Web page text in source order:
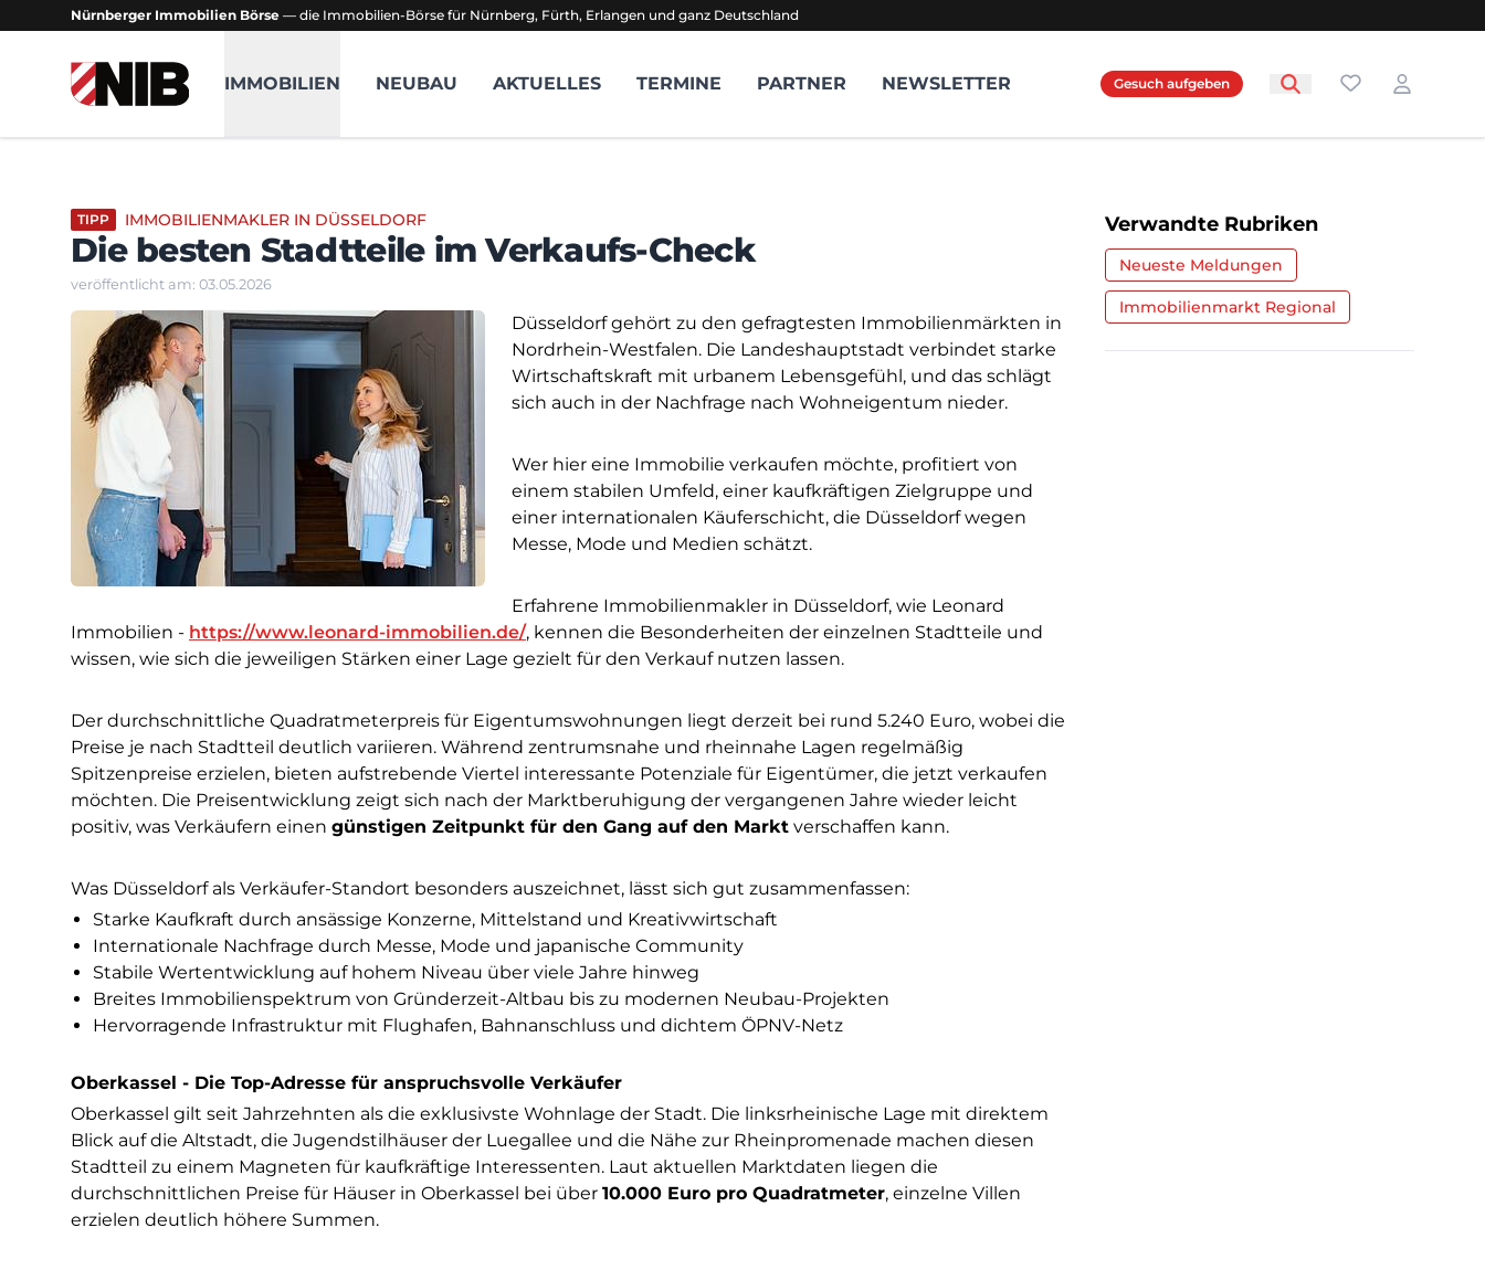
Nürnberger Immobilien Börse — die Immobilien-Börse für Nürnberg, Fürth, Erlangen und ganz Deutschland
NIB - Nürnberger Immobilien Börse
IMMOBILIEN NEUBAU AKTUELLES TERMINE PARTNER NEWSLETTER Gesuch aufgeben Favoriten
Login
TIPP IMMOBILIENMAKLER IN DÜSSELDORF
Die besten Stadtteile im Verkaufs-Check
veröffentlicht am: 03.05.2026
Düsseldorf gehört zu den gefragtesten Immobilienmärkten in
Nordrhein-Westfalen. Die Landeshauptstadt verbindet starke
Wirtschaftskraft mit urbanem Lebensgefühl, und das schlägt
sich auch in der Nachfrage nach Wohneigentum nieder.
Wer hier eine Immobilie verkaufen möchte, profitiert von
einem stabilen Umfeld, einer kaufkräftigen Zielgruppe und
einer internationalen Käuferschicht, die Düsseldorf wegen
Messe, Mode und Medien schätzt.
Erfahrene Immobilienmakler in Düsseldorf, wie Leonard
Immobilien - https://www.leonard-immobilien.de/, kennen die Besonderheiten der einzelnen Stadtteile und
wissen, wie sich die jeweiligen Stärken einer Lage gezielt für den Verkauf nutzen lassen.
Der durchschnittliche Quadratmeterpreis für Eigentumswohnungen liegt derzeit bei rund 5.240 Euro, wobei die
Preise je nach Stadtteil deutlich variieren. Während zentrumsnahe und rheinnahe Lagen regelmäßig
Spitzenpreise erzielen, bieten aufstrebende Viertel interessante Potenziale für Eigentümer, die jetzt verkaufen
möchten. Die Preisentwicklung zeigt sich nach der Marktberuhigung der vergangenen Jahre wieder leicht
positiv, was Verkäufern einen günstigen Zeitpunkt für den Gang auf den Markt verschaffen kann.
Was Düsseldorf als Verkäufer-Standort besonders auszeichnet, lässt sich gut zusammenfassen:
Starke Kaufkraft durch ansässige Konzerne, Mittelstand und Kreativwirtschaft
Internationale Nachfrage durch Messe, Mode und japanische Community
Stabile Wertentwicklung auf hohem Niveau über viele Jahre hinweg
Breites Immobilienspektrum von Gründerzeit-Altbau bis zu modernen Neubau-Projekten
Hervorragende Infrastruktur mit Flughafen, Bahnanschluss und dichtem ÖPNV-Netz
Oberkassel - Die Top-Adresse für anspruchsvolle Verkäufer
Oberkassel gilt seit Jahrzehnten als die exklusivste Wohnlage der Stadt. Die linksrheinische Lage mit direktem
Blick auf die Altstadt, die Jugendstilhäuser der Luegallee und die Nähe zur Rheinpromenade machen diesen
Stadtteil zu einem Magneten für kaufkräftige Interessenten. Laut aktuellen Marktdaten liegen die
durchschnittlichen Preise für Häuser in Oberkassel bei über 10.000 Euro pro Quadratmeter, einzelne Villen
erzielen deutlich höhere Summen.
Verwandte Rubriken
Neueste Meldungen
Immobilienmarkt Regional